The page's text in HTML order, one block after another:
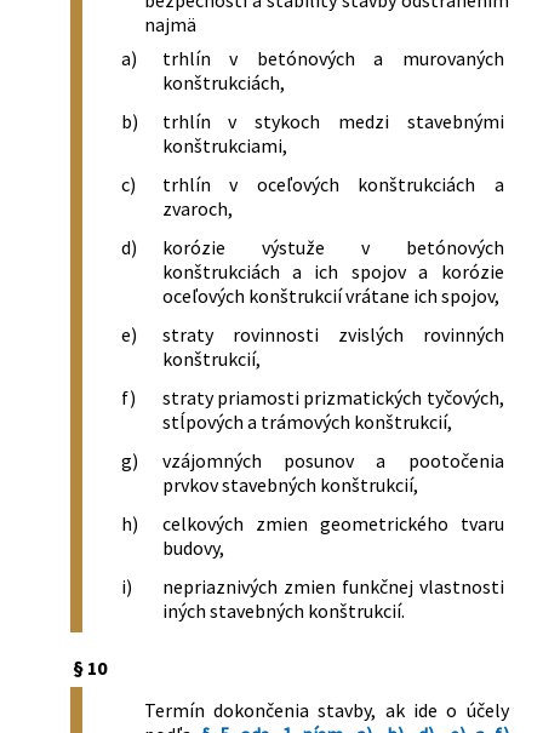
najmä
a)
trhlín v betónových a murovaných
konštrukciách,
b)
trhlín v stykoch medzi stavebnými
konštrukciami,
c)
trhlín v oceľových konštrukciách a
zvaroch,
d)
korózie výstuže v betónových
konštrukciách a ich spojov a korózie
oceľových konštrukcií vrátane ich spojov,
e)
straty rovinnosti zvislých rovinných
konštrukcií,
f)
straty priamosti prizmatických tyčových,
stĺpových a trámových konštrukcií,
g)
vzájomných posunov a pootočenia
prvkov stavebných konštrukcií,
h)
celkových zmien geometrického tvaru
budovy,
i)
nepriaznivých zmien funkčnej vlastnosti
iných stavebných konštrukcií.
§ 10
Termín dokončenia stavby, ak ide o účely